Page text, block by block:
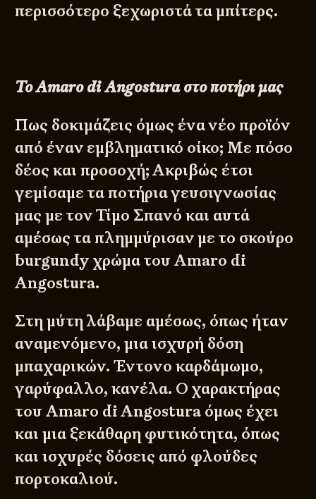
περισσότερο ξεχωριστά τα μπίτερς.
ΤοAmaro diAngosturaστο ποτήρι μας
Πως δοκιμάζεις όμως ένα νέο προϊόν
από έναν εμβληματικό οίκο; Με πόσο
δέος και προσοχή; Ακριβώς έτσι
γεμίσαμε τα ποτήρια γευσιγνωσίας
μας με τον Τίμο Σπανό και αυτά
αμέσως τα πλημμύρισαν με το σκούρο
burgundy χρώμα του Amaro di
Angostura.
Στη μύτη λάβαμε αμέσως, όπως ήταν
αναμενόμενο, μια ισχυρή δόση
μπαχαρικών. Έντονο καρδάμωμο,
γαρύφαλλο, κανέλα. Ο χαρακτήρας
του Amaro di Angostura όμως έχει
και μια ξεκάθαρη φυτικότητα, όπως
και ισχυρές δόσεις από φλούδες
πορτοκαλιού.